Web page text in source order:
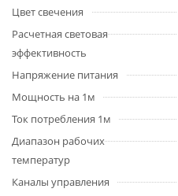
Цвет свечения
Расчетная световая
эффективность
Напряжение питания
Мощность на 1м
Ток потребления 1м
Диапазон рабочих
температур
Каналы управления